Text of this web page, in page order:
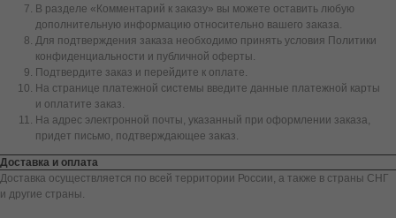
В разделе «Комментарий к заказу» вы можете оставить любую
дополнительную информацию относительно вашего заказа.
Для подтверждения заказа необходимо принять условия Политики
конфиденциальности и публичной оферты.
Подтвердите заказ и перейдите к оплате.
На странице платежной системы введите данные платежной карты
и оплатите заказ.
На адрес электронной почты, указанный при оформлении заказа,
придет письмо, подтверждающее заказ.
Доставка и оплата
Доставка осуществляется по всей территории России, а также в страны СНГ
и другие страны.